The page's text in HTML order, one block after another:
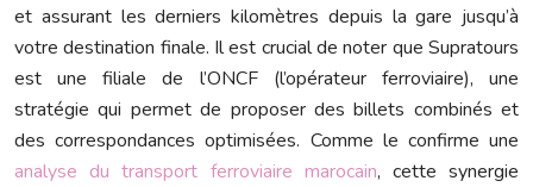
et assurant les derniers kilomètres depuis la gare jusqu’à
votre destination finale. Il est crucial de noter que Supratours
est une filiale de l’ONCF (l’opérateur ferroviaire), une
stratégie qui permet de proposer des billets combinés et
des correspondances optimisées. Comme le confirme une
analyse du transport ferroviaire marocain, cette synergie